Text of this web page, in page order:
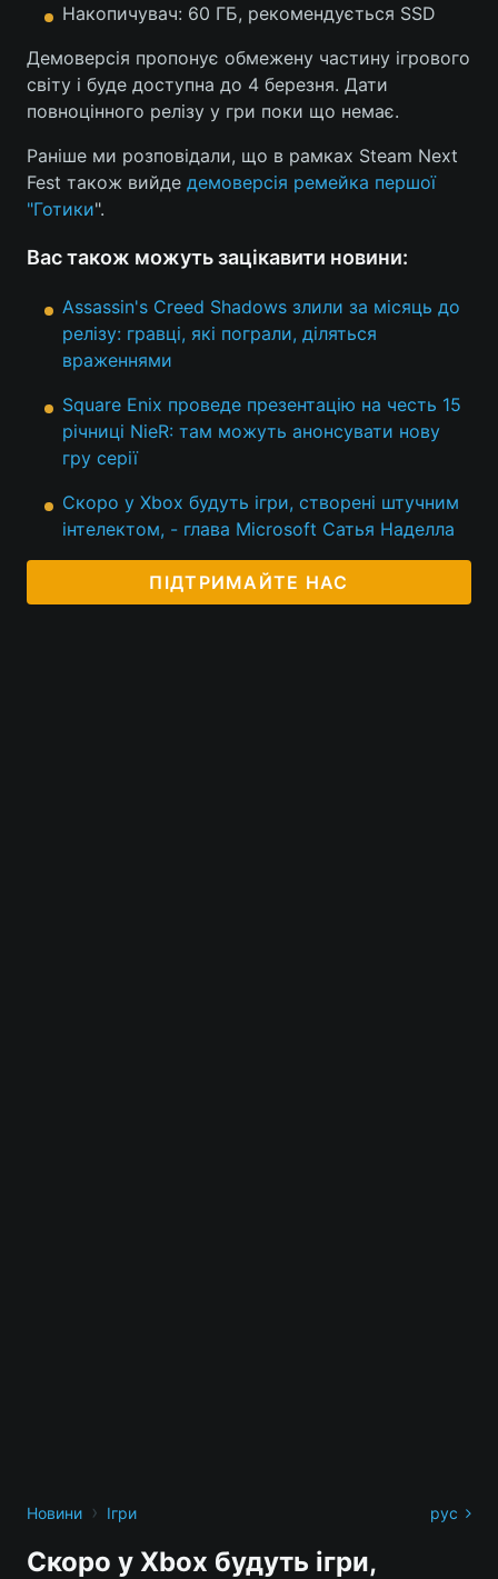
Тема оформлення
Накопичувач: 60 ГБ, рекомендується SSD
Демоверсія пропонує обмежену частину ігрового
світу і буде доступна до 4 березня. Дати
повноцінного релізу у гри поки що немає.
Раніше ми розповідали, що в рамках Steam Next
Fest також вийде демоверсія ремейка першої
"Готики".
Вас також можуть зацікавити новини:
Assassin's Creed Shadows злили за місяць до
релізу: гравці, які пограли, діляться
враженнями
Square Enix проведе презентацію на честь 15
річниці NieR: там можуть анонсувати нову
гру серії
Скоро у Xbox будуть ігри, створені штучним
інтелектом, - глава Microsoft Сатья Наделла
ПІДТРИМАЙТЕ НАС
Новини › Ігри рус
Скоро у Xbox будуть ігри,